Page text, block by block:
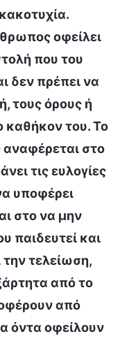
οφείλει
που του
δεν πρέπει να
τους όρους ή
καθήκον του. Το
αναφέρεται στο
τις ευλογίες
υποφέρει
στο να μην
παιδευτεί και
την τελείωση,
από το
από
όντα οφείλουν